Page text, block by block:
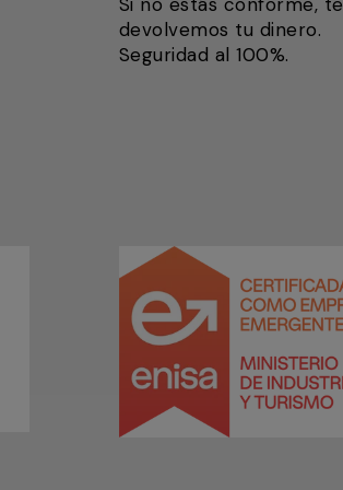
devolvemos tu dinero.
Seguridad al 100%.